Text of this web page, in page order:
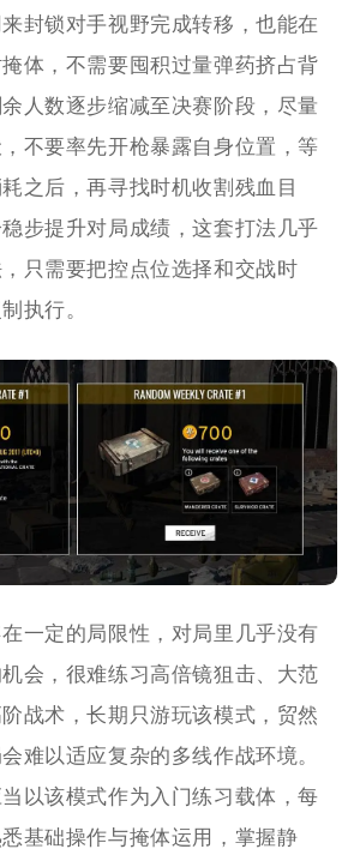
封锁对手视野完成转移，也能在
体，不需要囤积过量弹药挤占背
人数逐步缩减至决赛阶段，尽量
不要率先开枪暴露自身位置，等
之后，再寻找时机收割残血目
步提升对局成绩，这套打法几乎
只需要把控点位选择和交战时
执行。
一定的局限性，对局里几乎没有
会，很难练习高倍镜狙击、大范
战术，长期只游玩该模式，贸然
难以适应复杂的多线作战环境。
以该模式作为入门练习载体，每
基础操作与掩体运用，掌握静